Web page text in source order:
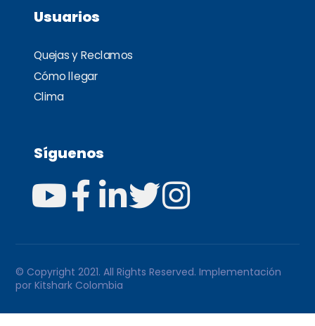
Usuarios
Quejas y Reclamos
Cómo llegar
Clima
Síguenos
© Copyright 2021. All Rights Reserved. Implementación
porKitshark Colombia